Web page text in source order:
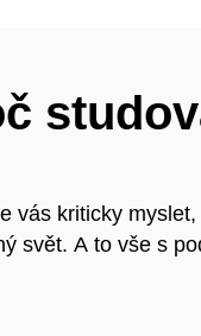
vás kriticky
svět. A to vše s